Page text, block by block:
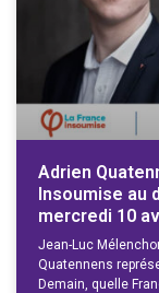
Adrien
Insoumise au
mercredi 10
Jean-Luc
Quatennens
Demain, quelle